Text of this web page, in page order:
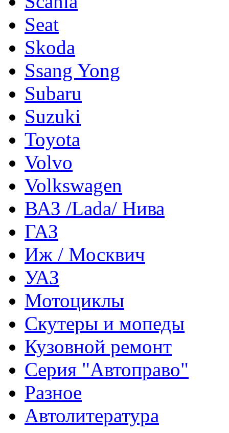
Seat
Skoda
Ssang Yong
Subaru
Suzuki
Toyota
Volvo
Volkswagen
ВАЗ /Lada/ Нива
ГАЗ
Иж / Москвич
УАЗ
Мотоциклы
Скутеры и мопеды
Кузовной ремонт
Серия "Автоправо"
Разное
Автолитература